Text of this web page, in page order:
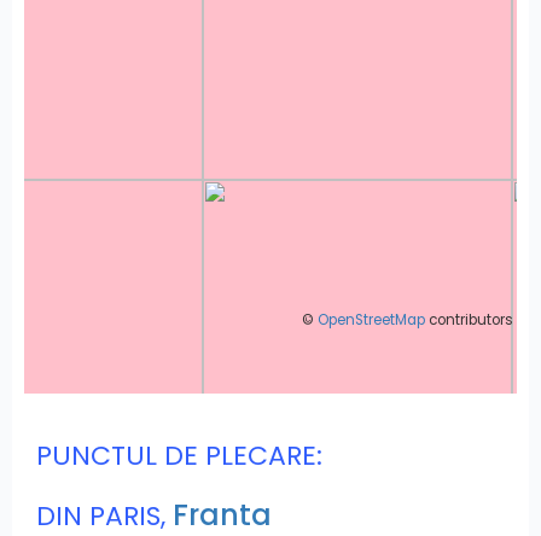
© OpenStreetMap contributors
PUNCTUL DE PLECARE:
DIN PARIS, Franta